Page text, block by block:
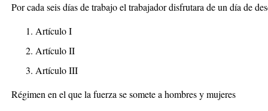
Por cada seis días de trabajo el trabajador disfrutara de un día de
Artículo I
Artículo II
Artículo III
Régimen en el que la fuerza se somete a hombres y mujeres